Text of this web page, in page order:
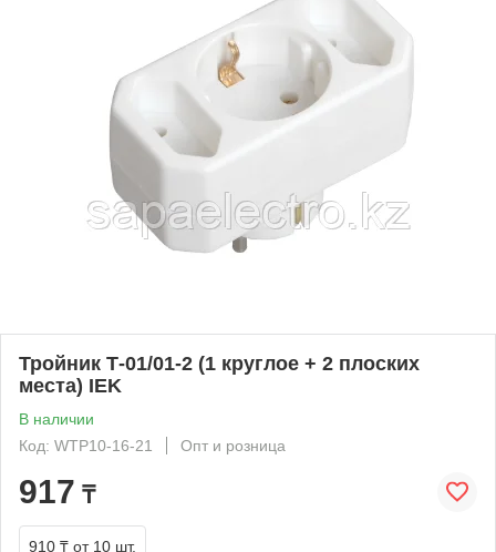
Тройник Т-01/01-2 (1 круглое + 2 плоских
места) IEK
В наличии
Код: WTP10-16-21
Опт и розница
917 ₸
910 ₸ от 10 шт.